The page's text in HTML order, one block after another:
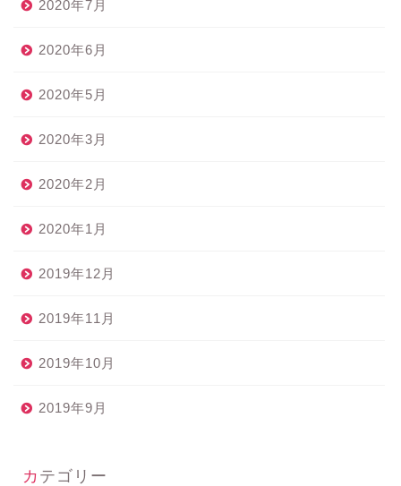
2020年7月
2020年6月
2020年5月
2020年3月
2020年2月
2020年1月
2019年12月
2019年11月
2019年10月
2019年9月
カテゴリー